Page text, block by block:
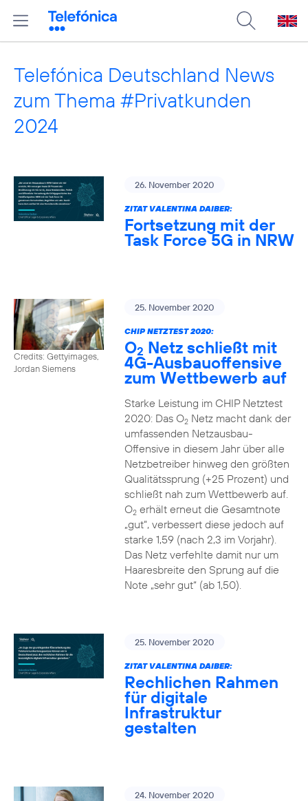
Telefónica Deutschland News
zum Thema #Privatkunden
2024
26. November 2020
ZITAT VALENTINA DAIBER:
Fortsetzung mit der
Task Force 5G in NRW
Credits: Gettyimages,
Jordan Siemens
25. November 2020
CHIP NETZTEST 2020:
O2 Netz schließt mit
4G-Ausbauoffensive
zum Wettbewerb auf
Starke Leistung im CHIP Netztest
2020: Das O2Netz macht dank der
umfassenden Netzausbau-
Offensive in diesem Jahr über alle
Netzbetreiber hinweg den größten
Qualitätssprung (+25 Prozent) und
schließt nah zum Wettbewerb auf.
O2erhält erneut die Gesamtnote
„gut“, verbessert diese jedoch auf
starke 1,59 (nach 2,3 im Vorjahr).
Das Netz verfehlte damit nur um
Haaresbreite den Sprung auf die
Note „sehr gut“ (ab 1,50).
25. November 2020
ZITAT VALENTINA DAIBER:
Rechlichen Rahmen
für digitale
Infrastruktur
gestalten
24. November 2020